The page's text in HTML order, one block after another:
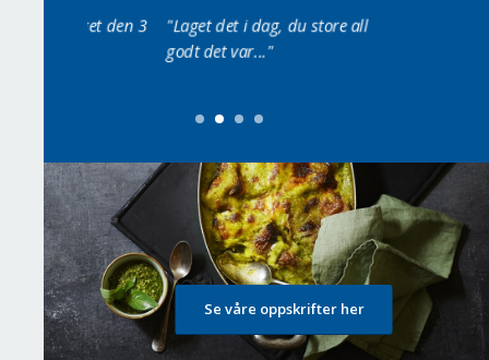
"Laget det i dag, du store all verden så
godt det var..."
Se våre oppskrifter her